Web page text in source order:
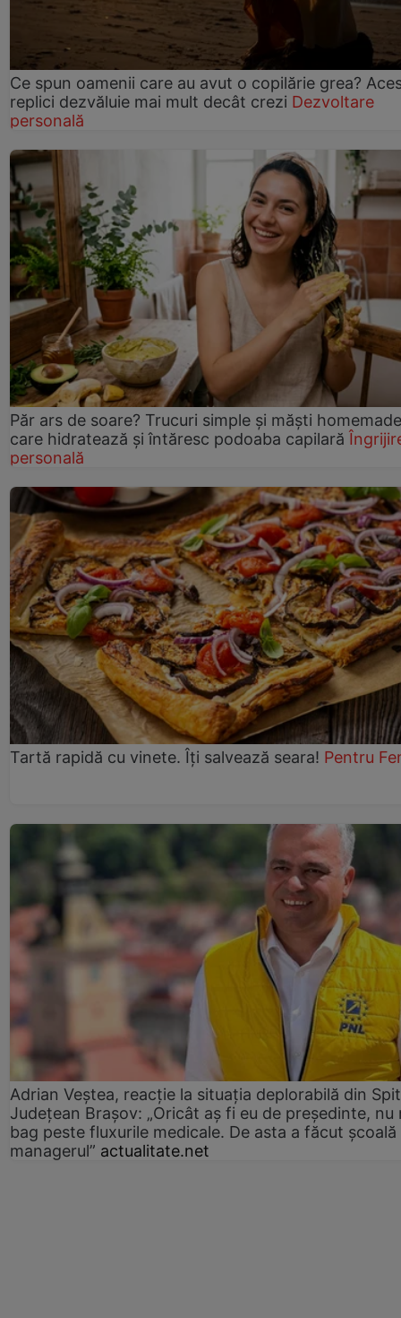
Ce spun oamenii care au avut o copilărie grea?
replici dezvăluie mai mult decât crezi Dezvoltare
personală
Păr ars de soare? Trucuri simple și măști homemade
care hidratează și întăresc podoaba capilară
personală
Tartă rapidă cu vinete. Îți salvează seara! Pentru
Adrian Veștea, reacție la situația deplorabilă din
Județean Brașov: „Oricât aș fi eu de președinte, nu
bag peste fluxurile medicale. De asta a făcut școală
managerul” actualitate.net